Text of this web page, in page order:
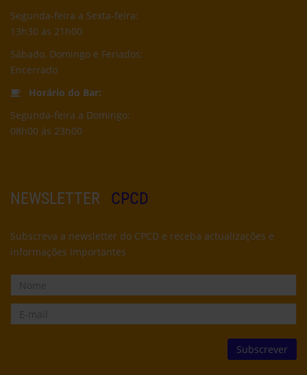
Segunda-feira a Sexta-feira:
13h30 às 21h00
Sábado, Domingo e Feriados:
Encerrado
Horário do Bar:
Segunda-feira a Domingo:
08h00 às 23h00
NEWSLETTER CPCD
Subscreva a newsletter do CPCD e receba actualizações e
informações importantes